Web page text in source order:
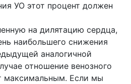
УО этот процент должен
на дилятацию сердца,
наибольшего снижения
аналогичной
отношение венозного
максимальным. Если мы